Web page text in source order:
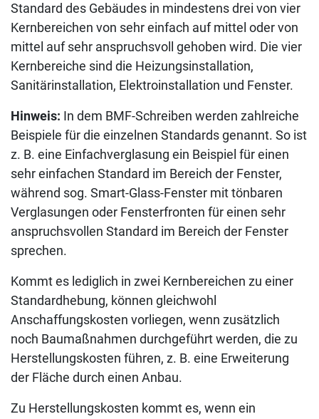
Standard des Gebäudes in mindestens drei von vier
Kernbereichen von sehr einfach auf mittel oder von
mittel auf sehr anspruchsvoll gehoben wird. Die vier
Kernbereiche sind die Heizungsinstallation,
Sanitärinstallation, Elektroinstallation und Fenster.
Hinweis: In dem BMF-Schreiben werden zahlreiche
Beispiele für die einzelnen Standards genannt. So ist
z. B. eine Einfachverglasung ein Beispiel für einen
sehr einfachen Standard im Bereich der Fenster,
während sog. Smart-Glass-Fenster mit tönbaren
Verglasungen oder Fensterfronten für einen sehr
anspruchsvollen Standard im Bereich der Fenster
sprechen.
Kommt es lediglich in zwei Kernbereichen zu einer
Standardhebung, können gleichwohl
Anschaffungskosten vorliegen, wenn zusätzlich
noch Baumaßnahmen durchgeführt werden, die zu
Herstellungskosten führen, z. B. eine Erweiterung
der Fläche durch einen Anbau.
Zu Herstellungskosten kommt es, wenn ein